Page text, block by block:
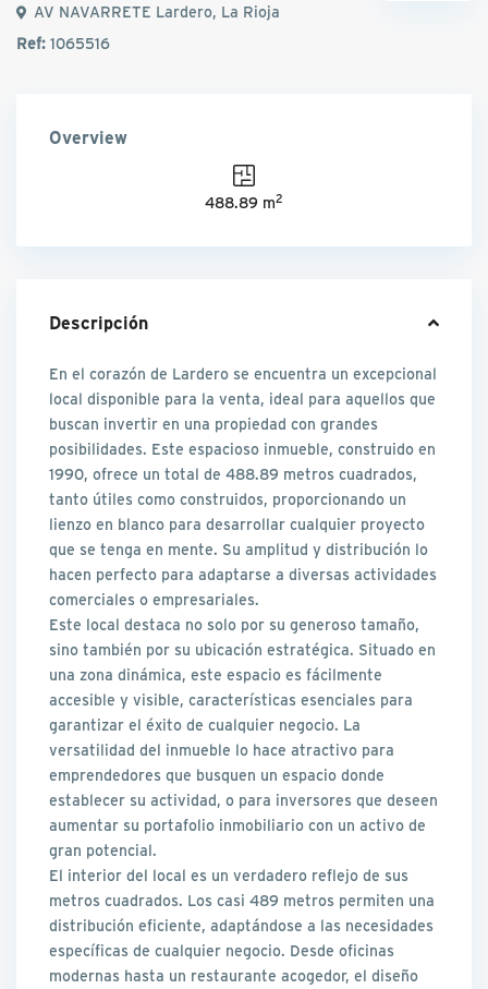
AV NAVARRETE Lardero, La Rioja
Ref:1065516
Overview
488.89 m2
Descripción
En el corazón de Lardero se encuentra un excepcional
local disponible para la venta, ideal para aquellos que
buscan invertir en una propiedad con grandes
posibilidades. Este espacioso inmueble, construido en
1990, ofrece un total de 488.89 metros cuadrados,
tanto útiles como construidos, proporcionando un
lienzo en blanco para desarrollar cualquier proyecto
que se tenga en mente. Su amplitud y distribución lo
hacen perfecto para adaptarse a diversas actividades
comerciales o empresariales.
Este local destaca no solo por su generoso tamaño,
sino también por su ubicación estratégica. Situado en
una zona dinámica, este espacio es fácilmente
accesible y visible, características esenciales para
garantizar el éxito de cualquier negocio. La
versatilidad del inmueble lo hace atractivo para
emprendedores que busquen un espacio donde
establecer su actividad, o para inversores que deseen
aumentar su portafolio inmobiliario con un activo de
gran potencial.
El interior del local es un verdadero reflejo de sus
metros cuadrados. Los casi 489 metros permiten una
distribución eficiente, adaptándose a las necesidades
específicas de cualquier negocio. Desde oficinas
modernas hasta un restaurante acogedor, el diseño